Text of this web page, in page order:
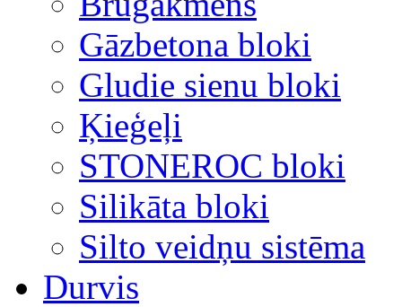
Gāzbetona bloki
Gludie sienu bloki
Ķieģeļi
STONEROC bloki
Silikāta bloki
Silto veidņu sistēma
Durvis